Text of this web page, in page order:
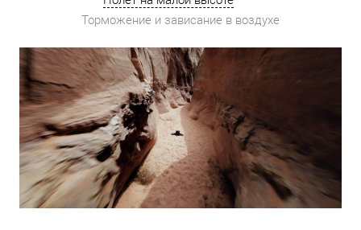
Торможение и зависание в воздухе